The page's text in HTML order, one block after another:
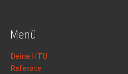
Menü
Deine HTU
Referate